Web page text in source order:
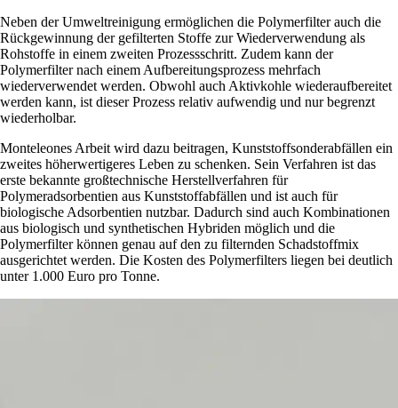
Neben der Umweltreinigung ermöglichen die Polymerfilter auch die
Rückgewinnung der gefilterten Stoffe zur Wiederverwendung als
Rohstoffe in einem zweiten Prozessschritt. Zudem kann der
Polymerfilter nach einem Aufbereitungsprozess mehrfach
wiederverwendet werden. Obwohl auch Aktivkohle wiederaufbereitet
werden kann, ist dieser Prozess relativ aufwendig und nur begrenzt
wiederholbar.
Monteleones Arbeit wird dazu beitragen, Kunststoffsonderabfällen ein
zweites höherwertigeres Leben zu schenken. Sein Verfahren ist das
erste bekannte großtechnische Herstellverfahren für
Polymeradsorbentien aus Kunststoffabfällen und ist auch für
biologische Adsorbentien nutzbar. Dadurch sind auch Kombinationen
aus biologisch und synthetischen Hybriden möglich und die
Polymerfilter können genau auf den zu filternden Schadstoffmix
ausgerichtet werden. Die Kosten des Polymerfilters liegen bei deutlich
unter 1.000 Euro pro Tonne.